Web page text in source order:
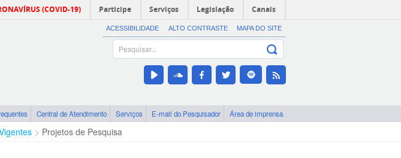
(COVID-19) Participe Serviços Legislação Canais
ACESSIBILIDADE ALTO CONTRASTE MAPA DO SITE
Central de Atendimento Serviços E-mail do Pesquisador Área de imprensa
Projetos de Pesquisa